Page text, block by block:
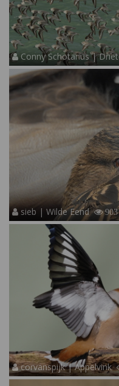
Conny Schotanus |
sieb | Wilde Eend 903
corvanspijk | Appelvink